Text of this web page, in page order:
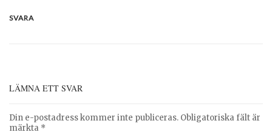
SVARA
LÄMNA ETT SVAR
Din e-postadress kommer inte publiceras. Obligatoriska fält är
märkta *